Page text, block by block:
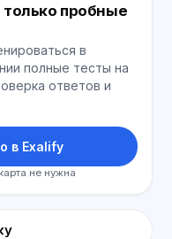
только пробные
в
полные тесты на
ответов и
в Exalify
не нужна